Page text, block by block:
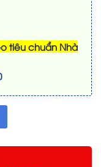
tiêu chuẩn Nhà
* 3600 lm số lượng